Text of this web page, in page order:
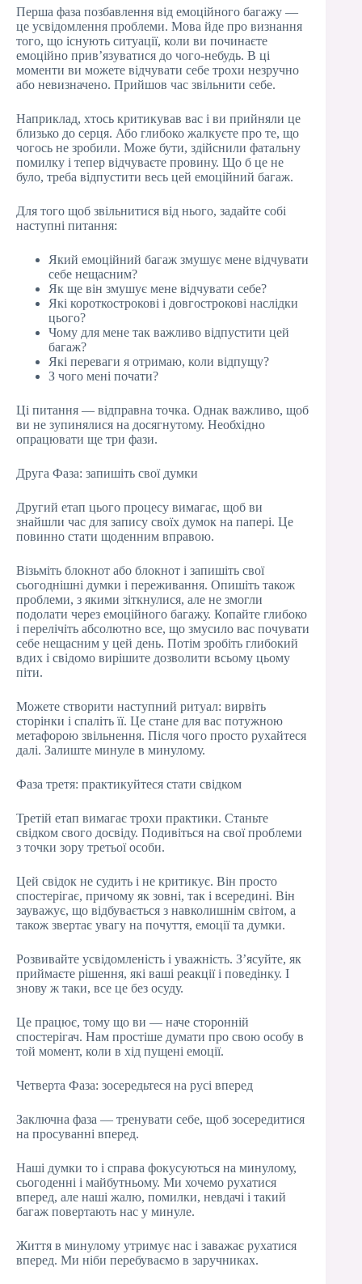
Перша фаза позбавлення від емоційного багажу —
це усвідомлення проблеми. Мова йде про визнання
того, що існують ситуації, коли ви починаєте
емоційно прив’язуватися до чого-небудь. В ці
моменти ви можете відчувати себе трохи незручно
або невизначено. Прийшов час звільнити себе.
Наприклад, хтось критикував вас і ви прийняли це
близько до серця. Або глибоко жалкуєте про те, що
чогось не зробили. Може бути, здійснили фатальну
помилку і тепер відчуваєте провину. Що б це не
було, треба відпустити весь цей емоційний багаж.
Для того щоб звільнитися від нього, задайте собі
наступні питання:
Який емоційний багаж змушує мене відчувати
себе нещасним?
Як ще він змушує мене відчувати себе?
Які короткострокові і довгострокові наслідки
цього?
Чому для мене так важливо відпустити цей
багаж?
Які переваги я отримаю, коли відпущу?
З чого мені почати?
Ці питання — відправна точка. Однак важливо, щоб
ви не зупинялися на досягнутому. Необхідно
опрацювати ще три фази.
Друга Фаза: запишіть свої думки
Другий етап цього процесу вимагає, щоб ви
знайшли час для запису своїх думок на папері. Це
повинно стати щоденним вправою.
Візьміть блокнот або блокнот і запишіть свої
сьогоднішні думки і переживання. Опишіть також
проблеми, з якими зіткнулися, але не змогли
подолати через емоційного багажу. Копайте глибоко
і перелічіть абсолютно все, що змусило вас почувати
себе нещасним у цей день. Потім зробіть глибокий
вдих і свідомо вирішите дозволити всьому цьому
піти.
Можете створити наступний ритуал: вирвіть
сторінки і спаліть її. Це стане для вас потужною
метафорою звільнення. Після чого просто рухайтеся
далі. Залиште минуле в минулому.
Фаза третя: практикуйтеся стати свідком
Третій етап вимагає трохи практики. Станьте
свідком свого досвіду. Подивіться на свої проблеми
з точки зору третьої особи.
Цей свідок не судить і не критикує. Він просто
спостерігає, причому як зовні, так і всередині. Він
зауважує, що відбувається з навколишнім світом, а
також звертає увагу на почуття, емоції та думки.
Розвивайте усвідомленість і уважність. З’ясуйте, як
приймаєте рішення, які ваші реакції і поведінку. І
знову ж таки, все це без осуду.
Це працює, тому що ви — наче сторонній
спостерігач. Нам простіше думати про свою особу в
той момент, коли в хід пущені емоції.
Четверта Фаза: зосередьтеся на русі вперед
Заключна фаза — тренувати себе, щоб зосередитися
на просуванні вперед.
Наші думки то і справа фокусуються на минулому,
сьогоденні і майбутньому. Ми хочемо рухатися
вперед, але наші жалю, помилки, невдачі і такий
багаж повертають нас у минуле.
Життя в минулому утримує нас і заважає рухатися
вперед. Ми ніби перебуваємо в заручниках.